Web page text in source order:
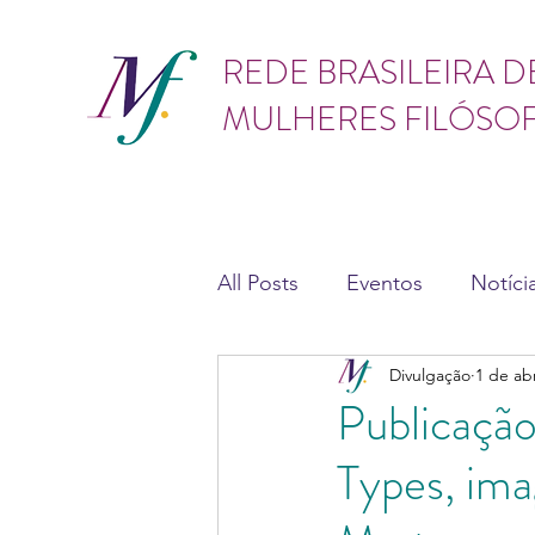
REDE BRASILEIRA
MULHERES
All Posts Eventos
Teses e dissertações
Types,
Divulgação 1 de